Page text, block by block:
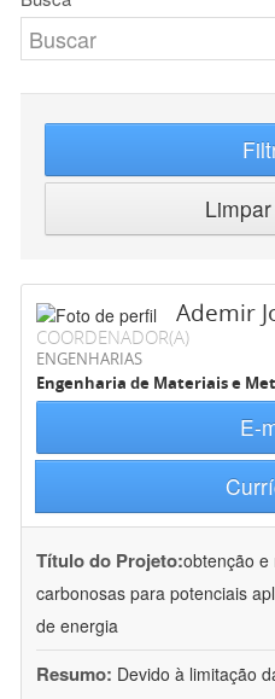
Ademir
COORDENADOR(A)
ENGENHARIAS
Engenharia de Materiais e
E-
Título do Projeto:obtenção e
carbonosas para potenciais
de energia
Resumo: Devido à limitação